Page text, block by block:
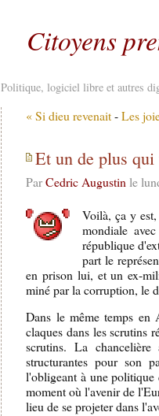
Citoyens
Politique, logiciel libre et autres
« Si dieu revenait - Les
Et un de plus
ParCedric Augustin le
Voilà, ça y
mondiale
république
part le
en prison lui, et un ex-
miné par la corruption, le
Dans le même temps en
claques dans les scrutins
scrutins. La
structurantes pour son
l'obligeant à une politique
moment où l'avenir de
lieu de se projeter dans